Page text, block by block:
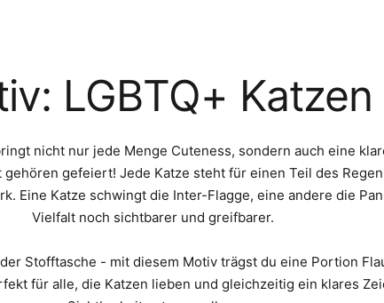
LGBTQ+ Katzen
nicht nur jede Menge Cuteness, sondern auch eine
gefeiert! Jede Katze steht für einen Teil des
Eine Katze schwingt die Inter-Flagge, eine andere die
Vielfalt noch sichtbarer und greifbarer.
Stofftasche - mit diesem Motiv trägst du eine Portion
für alle, die Katzen lieben und gleichzeitig ein klares